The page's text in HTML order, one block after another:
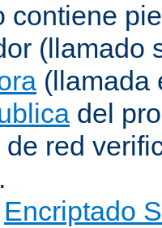
contiene
(llamado
(llamada
del
red
Encriptado